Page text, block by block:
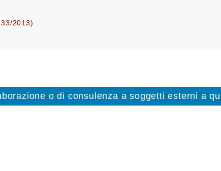
2013)
o di consulenza a soggetti esterni a